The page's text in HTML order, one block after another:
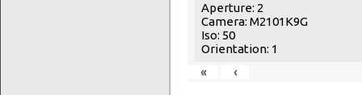
Aperture: 2
Camera: M2101K9G
Iso: 50
Orientation: 1
«
‹